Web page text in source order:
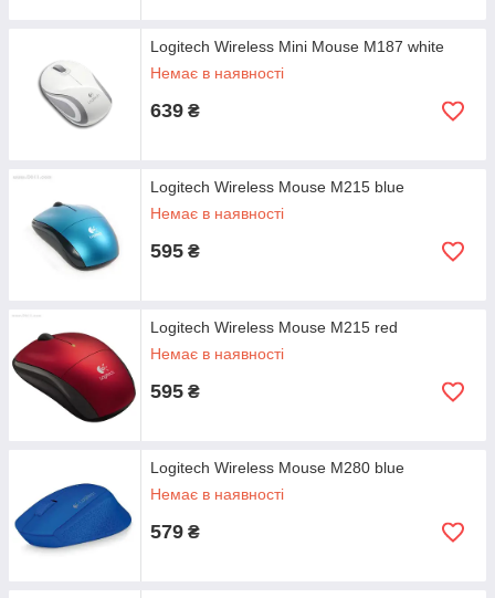
Logitech Wireless Mini Mouse M187 white
Немає в наявності
639 ₴
Logitech Wireless Mouse M215 blue
Немає в наявності
595 ₴
Logitech Wireless Mouse M215 red
Немає в наявності
595 ₴
Logitech Wireless Mouse M280 blue
Немає в наявності
579 ₴